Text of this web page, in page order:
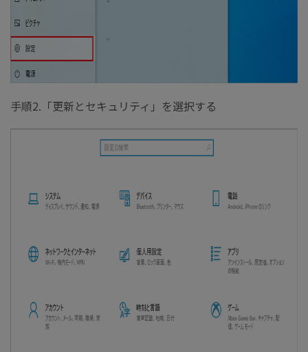
手順2.「更新とセキュリティ」を選択する